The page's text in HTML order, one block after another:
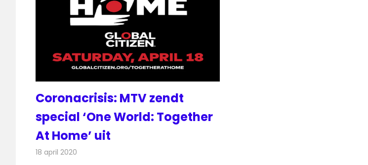
Coronacrisis: MTV zendt
special ‘One World: Together
At Home’ uit
18 april 2020